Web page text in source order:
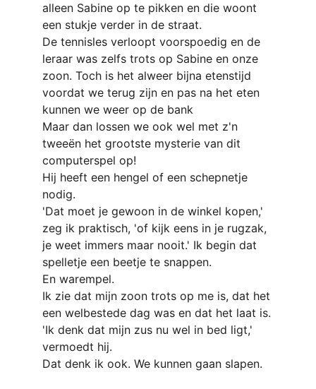
alleen Sabine op te pikken en die woont
een stukje verder in de straat.
De tennisles verloopt voorspoedig en de
leraar was zelfs trots op Sabine en onze
zoon. Toch is het alweer bijna etenstijd
voordat we terug zijn en pas na het eten
kunnen we weer op de bank
Maar dan lossen we ook wel met z'n
tweeën het grootste mysterie van dit
computerspel op!
Hij heeft een hengel of een schepnetje
nodig.
'Dat moet je gewoon in de winkel kopen,'
zeg ik praktisch, 'of kijk eens in je rugzak,
je weet immers maar nooit.' Ik begin dat
spelletje een beetje te snappen.
En warempel.
Ik zie dat mijn zoon trots op me is, dat het
een welbestede dag was en dat het laat is.
'Ik denk dat mijn zus nu wel in bed ligt,'
vermoedt hij.
Dat denk ik ook. We kunnen gaan slapen.